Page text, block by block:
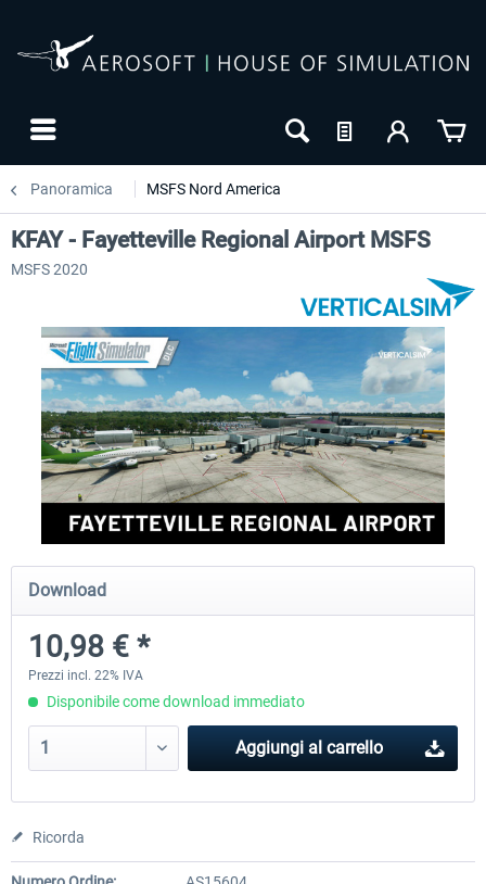
Panoramica MSFS Nord America
FSDG - Greenland Kulusuk MSFS
9,22 € *
Aerosoft Airport
KFAY - Fayetteville Regional Airport MSFS
MSFS 2020
Download
10,98 € *
Prezzi incl. 22% IVA
Disponibile come download immediato
Aggiungi al carrello
Ricorda